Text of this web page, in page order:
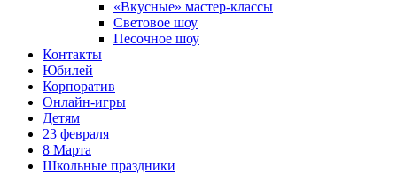
«Вкусные» мастер-классы
Световое шоу
Песочное шоу
Контакты
Юбилей
Корпоратив
Онлайн-игры
Детям
23 февраля
8 Марта
Школьные праздники